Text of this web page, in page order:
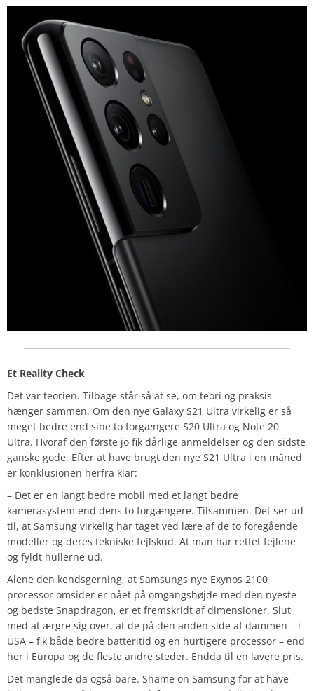
Et Reality Check
Det var teorien. Tilbage står så at se, om teori og praksis
hænger sammen. Om den nye Galaxy S21 Ultra virkelig er så
meget bedre end sine to forgængere S20 Ultra og Note 20
Ultra. Hvoraf den første jo fik dårlige anmeldelser og den sidste
ganske gode. Efter at have brugt den nye S21 Ultra i en måned
er konklusionen herfra klar:
– Det er en langt bedre mobil med et langt bedre
kamerasystem end dens to forgængere. Tilsammen. Det ser ud
til, at Samsung virkelig har taget ved lære af de to foregående
modeller og deres tekniske fejlskud. At man har rettet fejlene
og fyldt hullerne ud.
Alene den kendsgerning, at Samsungs nye Exynos 2100
processor omsider er nået på omgangshøjde med den nyeste
og bedste Snapdragon, er et fremskridt af dimensioner. Slut
med at ærgre sig over, at de på den anden side af dammen – i
USA – fik både bedre batteritid og en hurtigere processor – end
her i Europa og de fleste andre steder. Endda til en lavere pris.
Det manglede da også bare. Shame on Samsung for at have